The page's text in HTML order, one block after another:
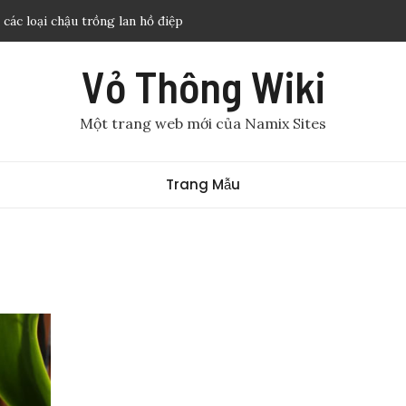
loại chậu trồng lan hồ điệp
quân tử – Kỹ thuật chăm sóc ra nhiều hoa
để làm gì? Những điều cần biết về vỏ thông
gì? Giá thể trồng lan vỏ thông
Vỏ Thông Wiki
Một trang web mới của Namix Sites
Trang Mẫu